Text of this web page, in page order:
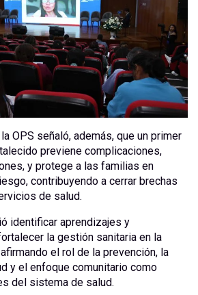
OPS señaló, además, que un primer
previene complicaciones,
y protege a las familias en
contribuyendo a cerrar brechas
de salud.
identificar aprendizajes y
la gestión sanitaria en la
el rol de la prevención, la
y el enfoque comunitario como
del sistema de salud.